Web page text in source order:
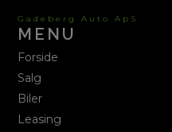
Gadeberg Auto ApS
MENU
Forside
Salg
Biler
Leasing